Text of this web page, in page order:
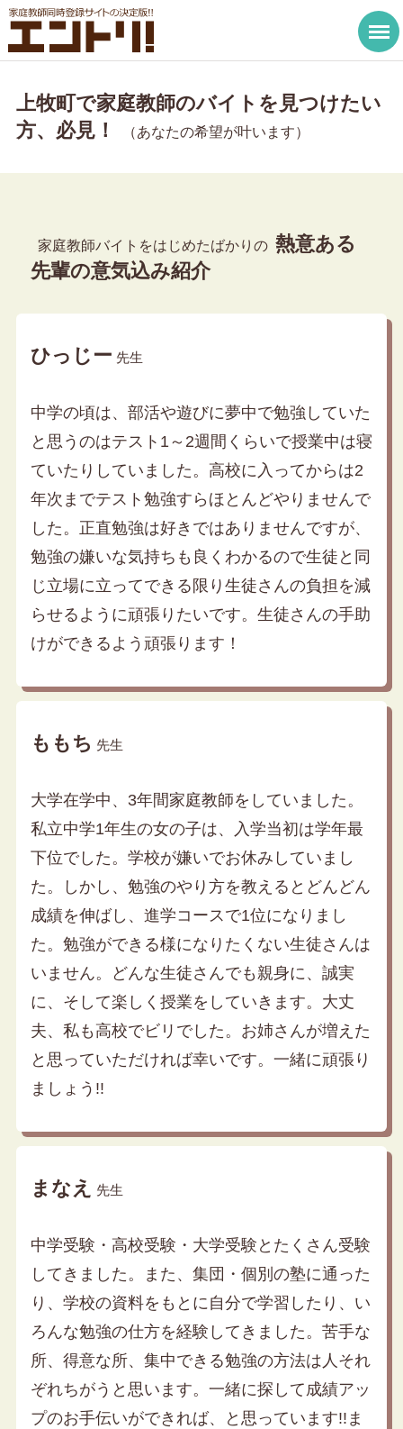
上牧町で家庭教師のバイトを見つけたい
方、必見！
（あなたの希望が叶います）
家庭教師バイトをはじめたばかりの 熱意ある
先輩の意気込み紹介
ひっじー 先生
中学の頃は、部活や遊びに夢中で勉強していた
と思うのはテスト1～2週間くらいで授業中は寝
ていたりしていました。高校に入ってからは2
年次までテスト勉強すらほとんどやりませんで
した。正直勉強は好きではありませんですが、
勉強の嫌いな気持ちも良くわかるので生徒と同
じ立場に立ってできる限り生徒さんの負担を減
らせるように頑張りたいです。生徒さんの手助
けができるよう頑張ります！
ももち 先生
大学在学中、3年間家庭教師をしていました。
私立中学1年生の女の子は、入学当初は学年最
下位でした。学校が嫌いでお休みしていまし
た。しかし、勉強のやり方を教えるとどんどん
成績を伸ばし、進学コースで1位になりまし
た。勉強ができる様になりたくない生徒さんは
いません。どんな生徒さんでも親身に、誠実
に、そして楽しく授業をしていきます。大丈
夫、私も高校でビリでした。お姉さんが増えた
と思っていただければ幸いです。一緒に頑張り
ましょう!!
まなえ 先生
中学受験・高校受験・大学受験とたくさん受験
してきました。また、集団・個別の塾に通った
り、学校の資料をもとに自分で学習したり、い
ろんな勉強の仕方を経験してきました。苦手な
所、得意な所、集中できる勉強の方法は人それ
ぞれちがうと思います。一緒に探して成績アッ
プのお手伝いができれば、と思っています!!ま